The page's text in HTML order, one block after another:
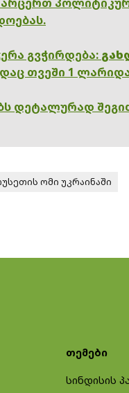
გვჭირდება:
თვეში 1
დეტალურად
ომი უკრაინაში
თემები
სინდისის